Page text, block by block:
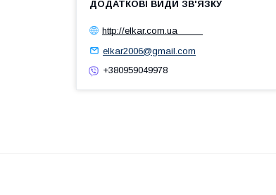
http://elkar.com.ua
elkar2006@gmail.com
+380959049978